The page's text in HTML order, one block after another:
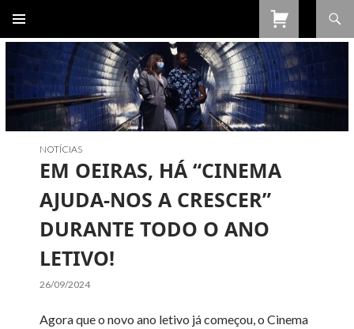
PARA
CONTEÚDO
NOTÍCIAS
EM OEIRAS, HÁ “CINEMA
AJUDA-NOS A CRESCER”
DURANTE TODO O ANO
LETIVO!
26/09/2024
Agora que o novo ano letivo já começou, o Cinema